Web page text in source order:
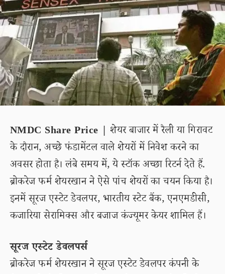
NMDC Share Price | शेयर बाजार में रैली या गिरावट
के दौरान, अच्छे फंडामेंटल वाले शेयरों में निवेश करने का
अवसर होता है। लंबे समय में, ये स्टॉक अच्छा रिटर्न देते हैं.
ब्रोकरेज फर्म शेयरखान ने ऐसे पांच शेयरों का चयन किया है।
इनमें सूरज एस्टेट डेवलपर, भारतीय स्टेट बैंक, एनएमडीसी,
कजारिया सेरामिक्स और बजाज कंज्यूमर केयर शामिल हैं।
सूरज एस्टेट डेवलपर्स
ब्रोकरेज फर्म शेयरखान ने सूरज एस्टेट डेवलपर कंपनी के